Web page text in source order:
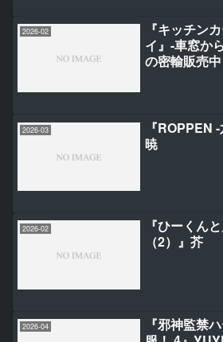
2026-02
『キッチン
イ』-車窓か
の密輸販売
2026-03
『ROPPEN
暁
2026-02
『ひーくん
（2）』芥
2026-04
『邪神監禁